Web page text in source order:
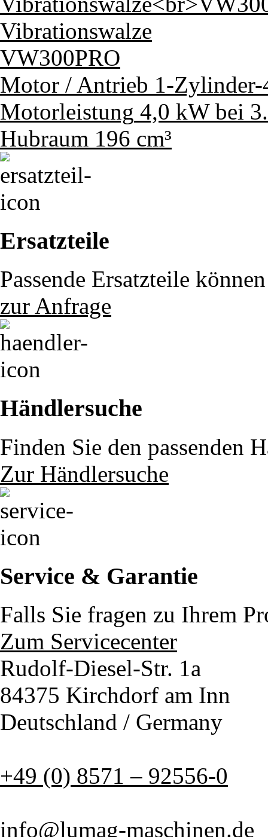
Vibrationswalze
VW300PRO
Motor / Antrieb 1-Zylinder-
Motorleistung 4,0 kW bei
Hubraum 196 cm³
Ersatzteile
Passende Ersatzteile
zur Anfrage
Händlersuche
Finden Sie den passenden
Zur Händlersuche
Service & Garantie
Falls Sie fragen zu Ihrem
Zum Servicecenter
Rudolf-Diesel-Str. 1a
84375 Kirchdorf am Inn
Deutschland / Germany
+49 (0) 8571 – 92556-0
info@lumag-maschinen.de